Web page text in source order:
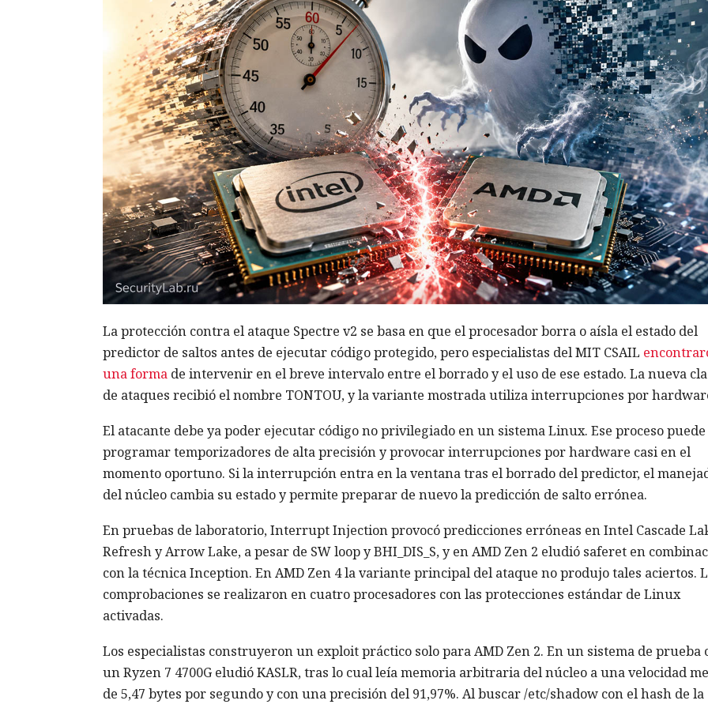
La protección contra el ataque Spectre v2 se basa en que el procesador borra o aísla el estado del
predictor de saltos antes de ejecutar código protegido, pero especialistas del MIT CSAIL
una formade intervenir en el breve intervalo entre el borrado y el uso de ese estado. La nueva
de ataques recibió el nombre TONTOU, y la variante mostrada utiliza interrupciones por
El atacante debe ya poder ejecutar código no privilegiado en un sistema Linux. Ese proceso puede
programar temporizadores de alta precisión y provocar interrupciones por hardware casi en el
momento oportuno. Si la interrupción entra en la ventana tras el borrado del predictor, el
del núcleo cambia su estado y permite preparar de nuevo la predicción de salto errónea.
En pruebas de laboratorio, Interrupt Injection provocó predicciones erróneas en Intel Cascade
Refresh y Arrow Lake, a pesar de SW loop y BHI_DIS_S, y en AMD Zen 2 eludió saferet en
con la técnica Inception. En AMD Zen 4 la variante principal del ataque no produjo tales aciertos.
comprobaciones se realizaron en cuatro procesadores con las protecciones estándar de Linux
activadas.
Los especialistas construyeron un exploit práctico solo para AMD Zen 2. En un sistema de prueba
un Ryzen 7 4700G eludió KASLR, tras lo cual leía memoria arbitraria del núcleo a una velocidad
de 5,47 bytes por segundo y con una precisión del 91,97%. Al buscar /etc/shadow con el hash de la